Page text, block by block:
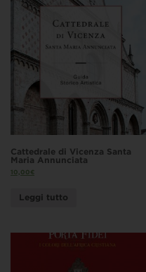
Cattedrale di Vicenza Santa
Maria Annunciata
10,00€
Leggi tutto